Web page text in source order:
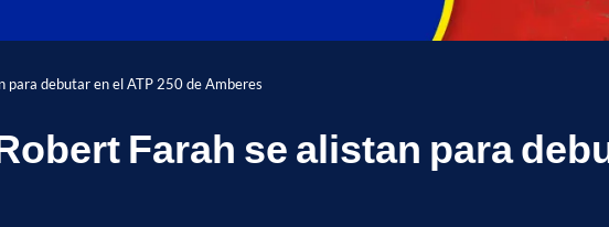
para debutar en el ATP 250 de Amberes
Farah se alistan para